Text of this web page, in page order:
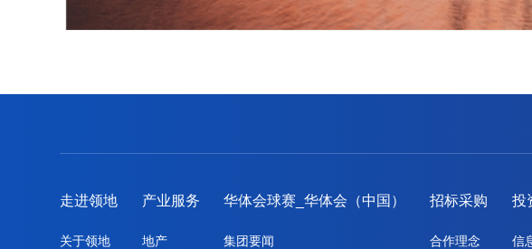
走进领地
关于领地
产业服务
地产
华体会球赛_华体会（中国）
集团要闻
招标采购
合作理念
投
信